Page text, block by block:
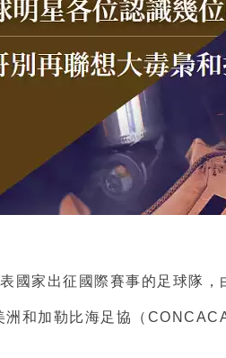
國家出征國際賽事的足球隊
和加勒比海足協（